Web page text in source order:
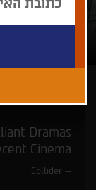
Dramas
Cinema
Collider